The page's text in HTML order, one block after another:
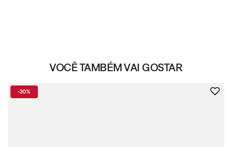
VOCÊ TAMBÉM VAI GOSTAR
-30%